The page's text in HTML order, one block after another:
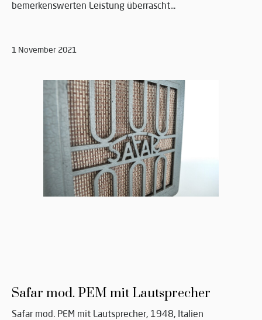
bemerkenswerten Leistung überrascht...
1 November 2021
Safar mod. PEM mit Lautsprecher
Safar mod. PEM mit Lautsprecher, 1948, Italien